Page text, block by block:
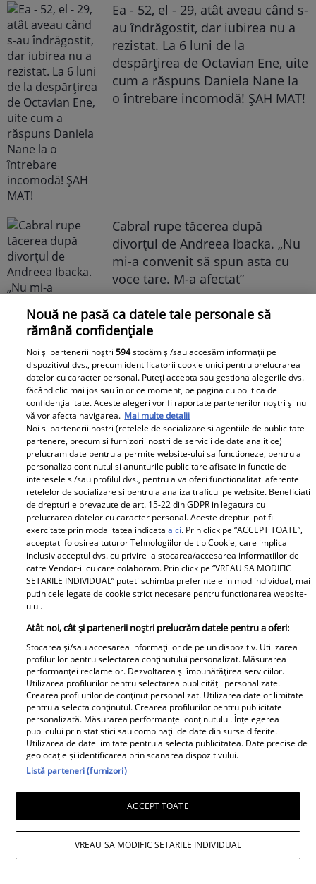
Ea - 52, el - 29, atât aveau când s-
au îndrăgostit, dar iubirea nu a
rezistat. La 6 luni de la
despărțirea de Octavian Ene, uite
cum a răspuns Daniela Nane la
o întrebare incomodă! ȘAH MAT!
Cabral rupe tăcerea după
divorțul de Andreea Ibacka. „Nu
mi-a convenit să spun asta cu
voce tare. M-a afectat”
Elle
O mai ții minte pe Janine Sârbu?
Cum arată și cu ce se ocupă
acum fosta soție a lui Adrian
Sârbu și unul dintre cele mai
apreciate modele din anii 90. A
fost decorată recent de
Ministerul Culturii din Franța.
Foto
Noi dezvăluiri despre relația
actuală dintre Andreea Popescu
și Dan Alexa. Relația ei
extraconjugală cu antrenorul a
dus la divorțul de Rareș Cojoc,
însă nimeni nu se aștepta la ce
se întâmplă în prezent
Este în culmea fericirii! Vedeta a
devenit mamă pentru a doua
oară și a dezvăluit prima
imagine cu fiul său: „Iubirile
vieții mele” Foto
Nouă ne pasă ca datele tale personale să
rămână confidențiale
Noi și partenerii noștri594stocăm și/sau accesăm informații pe
dispozitivul dvs., precum identificatorii cookie unici pentru prelucrarea
datelor cu caracter personal. Puteți accepta sau gestiona alegerile dvs.
făcând clic mai jos sau în orice moment, pe pagina cu politica de
confidențialitate. Aceste alegeri vor fi raportate partenerilor noștri și nu
vă vor afecta navigarea. Mai multe detalii
Noi si partenerii nostri (retelele de socializare si agentiile de publicitate
partenere, precum si furnizorii nostri de servicii de date analitice)
prelucram date pentru a permite website-ului sa functioneze, pentru a
personaliza continutul si anunturile publicitare afisate in functie de
interesele si/sau profilul dvs., pentru a va oferi functionalitati aferente
retelelor de socializare si pentru a analiza traficul pe website. Beneficiati
de drepturile prevazute de art. 15-22 din GDPR in legatura cu
prelucrarea datelor cu caracter personal. Aceste drepturi pot fi
exercitate prin modalitatea indicataaici. Prin click pe “ACCEPT TOATE”,
acceptati folosirea tuturor Tehnologiilor de tip Cookie, care implica
inclusiv acceptul dvs. cu privire la stocarea/accesarea informatiilor de
catre Vendor-ii cu care colaboram. Prin click pe “VREAU SA MODIFIC
SETARILE INDIVIDUAL” puteti schimba preferintele in mod individual, mai
putin cele legate de cookie strict necesare pentru functionarea website-
ului.
Atât noi, cât și partenerii noștri prelucrăm datele pentru a oferi:
Stocarea și/sau accesarea informațiilor de pe un dispozitiv. Utilizarea
profilurilor pentru selectarea conținutului personalizat. Măsurarea
performanței reclamelor. Dezvoltarea și îmbunătățirea serviciilor.
Utilizarea profilurilor pentru selectarea publicității personalizate.
Crearea profilurilor de conținut personalizat. Utilizarea datelor limitate
pentru a selecta conținutul. Crearea profilurilor pentru publicitate
personalizată. Măsurarea performanței conținutului. Înțelegerea
publicului prin statistici sau combinații de date din surse diferite.
Utilizarea de date limitate pentru a selecta publicitatea. Date precise de
geolocație și identificarea prin scanarea dispozitivului.
Listă parteneri (furnizori)
ACCEPT TOATE
VREAU SA MODIFIC SETARILE INDIVIDUAL